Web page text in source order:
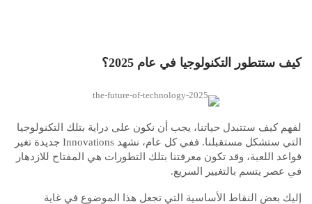
كيف ستتطور التكنولوجيا في عام 2025؟
لفهم كيف ستتبدل حياتنا، يجب أن نكون على دراية بتلك التكنولوجيا
التي ستشكل مستقبلنا. ففي كل عام، نشهد Innovations جديدة تغير
قواعد اللعبة، وقد تكون معرفتنا بتلك التطورات هي المفتاح للازدهار
في عصر يتسم بالتغيير السريع.
إليك بعض النقاط الأساسية التي تجعل هذا الموضوع في غاية